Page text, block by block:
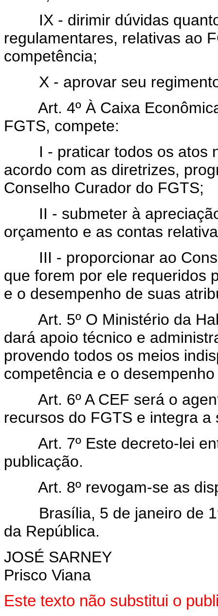
IX - dirimir dúvidas quanto
regulamentares, relativas ao
competência;
X - aprovar seu
Art. 4º À Caixa
FGTS, compete:
I - praticar todos os atos
acordo com as diretrizes,
Conselho Curador do FGTS;
II - submeter à apreciação
orçamento e as contas
III - proporcionar ao
que forem por ele requeridos
e o desempenho de suas
Art. 5º O Ministério da
dará apoio técnico e
provendo todos os meios
competência e o
Art. 6º A CEF será o
recursos do FGTS e integra
Art. 7º Este decreto-lei
publicação.
Art. 8º revogam-se as
Brasília, 5 de janeiro de
da República.
JOSÉ SARNEY
Prisco Viana
Este texto não substitui o